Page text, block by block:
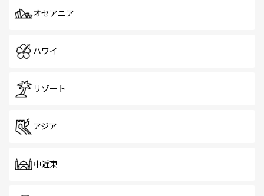
オセアニア
ハワイ
リゾート
アジア
中近東